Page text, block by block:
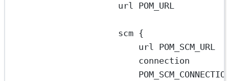
url POM_URL
scm {
url POM_SCM_URL